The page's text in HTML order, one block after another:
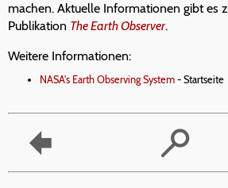
machen. Aktuelle Informationen gibt es
Publikation The Earth Observer.
Weitere Informationen:
NASA's Earth Observing System - Startseite